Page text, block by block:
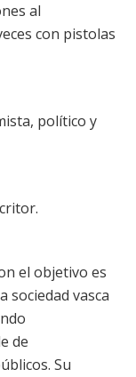
al
con pistolas
político y
el objetivo es
sociedad vasca
de
Su